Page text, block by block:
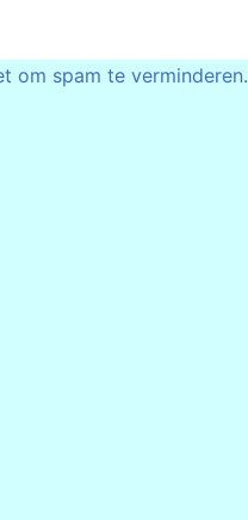
om spam te verminderen.